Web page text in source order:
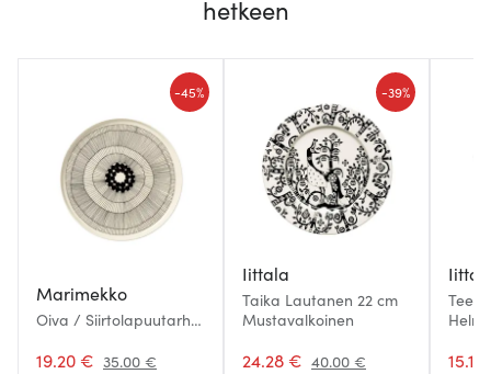
hetkeen
Marimekko
Oiva / Siirtolapuutarha
Musta/Valkoinen
19.20 € 35.00 €
-45%
Iittala
Taika Lautanen 22 cm
Mustavalkoinen
24.28 € 40.00 €
-39%